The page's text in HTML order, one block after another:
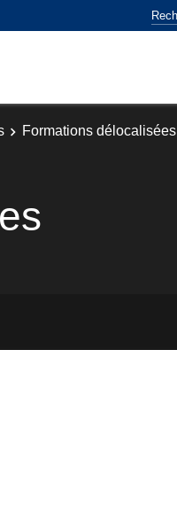
Formations délocalisées